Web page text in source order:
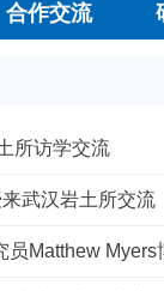
合作交流
所访学交流
武汉岩土所交流
Matthew